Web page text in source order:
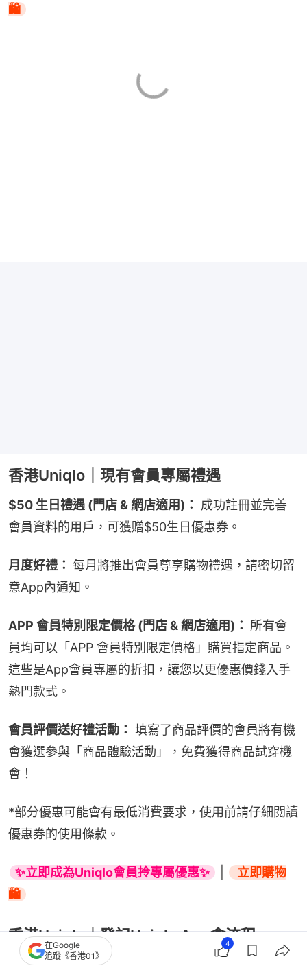
🛍️
香港Uniqlo｜現有會員專屬禮遇
$50 生日禮遇 (門店 & 網店適用)：
成功註冊並完善
會員資料的用戶，可獲贈$50生日優惠券。
月度好禮： 每月將推出會員尊享購物禮遇，請密切留
意App內通知。
APP 會員特別限定價格 (門店 & 網店適用)： 所有會
員均可以「APP 會員特別限定價格」購買指定商品。
這些是App會員專屬的折扣，讓您以更優惠價錢入手
熱門款式。
會員評價送好禮活動： 填寫了商品評價的會員將有機
會獲選參與「商品體驗活動」，免費獲得商品試穿機
會！
*部分優惠可能會有最低消費要求，使用前請仔細閱讀
優惠券的使用條款。
✨立即成為Uniqlo會員拎專屬優惠✨
立即購物
🛍️
香港Uniqlo｜登記Uniqlo App會流程
下載App： 首先，請在您的手機應用程式商店（App
在Google
追蹤《香港01》
4